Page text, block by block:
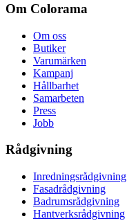
Om Colorama
Om oss
Butiker
Varumärken
Kampanj
Hållbarhet
Samarbeten
Press
Jobb
Rådgivning
Inredningsrådgivning
Fasadrådgivning
Badrumsrådgivning
Hantverksrådgivning